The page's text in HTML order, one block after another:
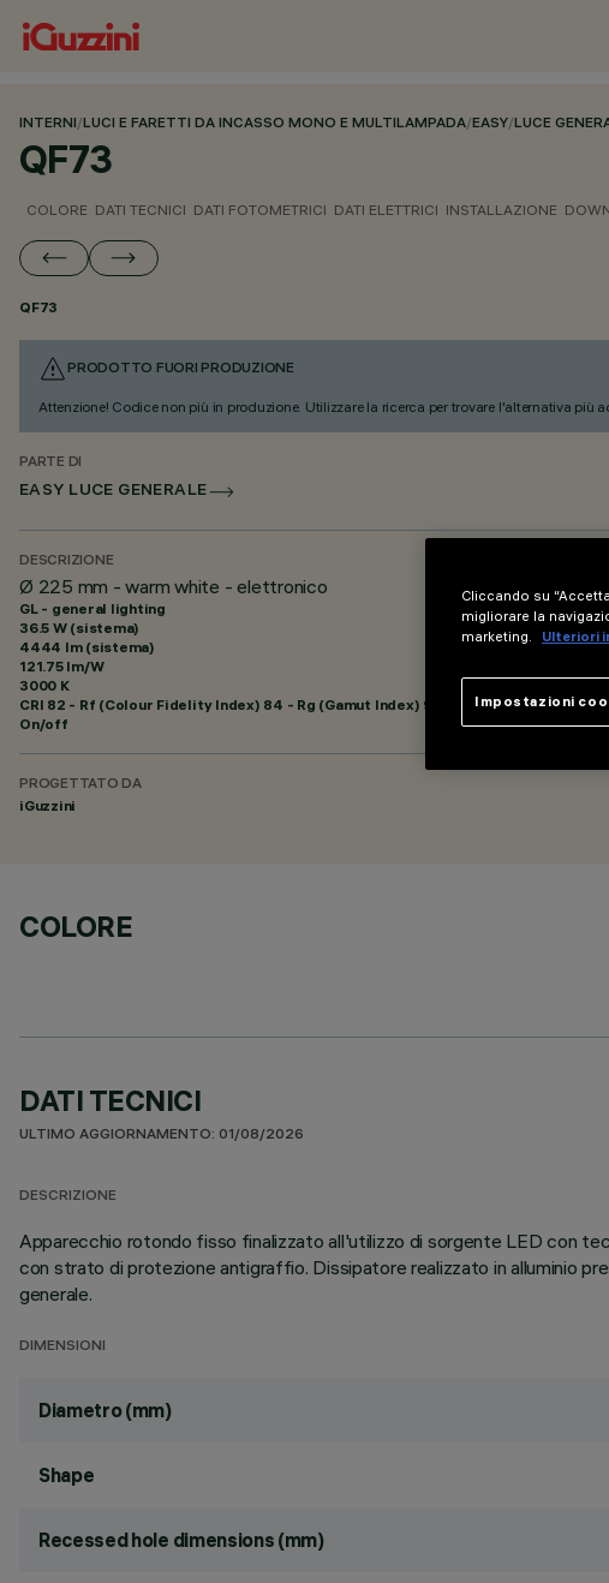
INTERNI/LUCI E FARETTI DA INCASSO MONO E MULTILAMPADA/EASY/LUCE
QF73
COLORE DATI TECNICI DATI FOTOMETRICI DATI ELETTRICI INSTALLAZIONE
QF73
PRODOTTO FUORI PRODUZIONE
Attenzione! Codice non più in produzione. Utilizzare la ricerca per trovare l'alternativa più
PARTE DI
EASY LUCE GENERALE
DESCRIZIONE
Ø 225 mm - warm white - elettronico
GL - general lighting
36.5 W (sistema)
4444 lm (sistema)
121.75 lm/W
3000 K
CRI 82 - Rf (Colour Fidelity Index) 84 - Rg (Gamut Index) 95
On/off
PROGETTATO DA
iGuzzini
COLORE
DATI TECNICI
ULTIMO AGGIORNAMENTO: 01/08/2026
DESCRIZIONE
Apparecchio rotondo fisso finalizzato all'utilizzo di sorgente LED con
con strato di protezione antigraffio. Dissipatore realizzato in alluminio
generale.
DIMENSIONI
Diametro (mm)
Shape
Recessed hole dimensions (mm)
Cliccando su
migliorare la
marketing.
Ulteriori
Impostazioni